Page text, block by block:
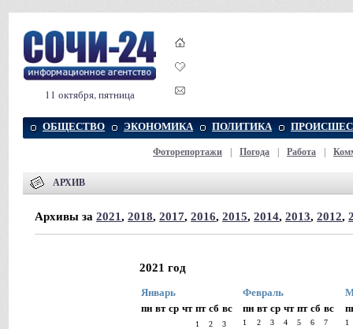
11 октября, пятница
ОБЩЕСТВО ЭКОНОМИКА ПОЛИТИКА
Фоторепортажи Погода Работа
АРХИВ
Архивы за 2021, 2018, 2017, 2016, 2015, 2014, 2013, 2012,
2021 год
Январь
пн вт ср чт пт сб вс
1 2
3
Февраль
пн вт ср чт пт сб вс
1 2 3 4 5 6
7
1